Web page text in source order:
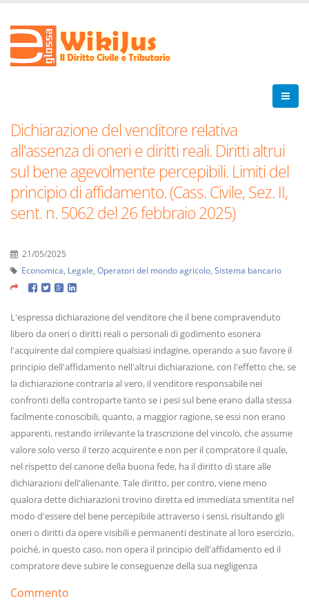
Dichiarazione del venditore relativa
all'assenza di oneri e diritti reali. Diritti altrui
sul bene agevolmente percepibili. Limiti del
principio di affidamento. (Cass. Civile, Sez. II,
sent. n. 5062 del 26 febbraio 2025)
21/05/2025
Economica Legale Operatori del mondo agricolo Sistema bancario
L'espressa dichiarazione del venditore che il bene compravenduto
libero da oneri o diritti reali o personali di godimento esonera
l'acquirente dal compiere qualsiasi indagine, operando a suo favore il
principio dell'affidamento nell'altrui dichiarazione, con l'effetto che, se
la dichiarazione contraria al vero, il venditore responsabile nei
confronti della controparte tanto se i pesi sul bene erano dalla stessa
facilmente conoscibili, quanto, a maggior ragione, se essi non erano
apparenti, restando irrilevante la trascrizione del vincolo, che assume
valore solo verso il terzo acquirente e non per il compratore il quale,
nel rispetto del canone della buona fede, ha il diritto di stare alle
dichiarazioni dell'alienante. Tale diritto, per contro, viene meno
qualora dette dichiarazioni trovino diretta ed immediata smentita nel
modo d'essere del bene percepibile attraverso i sensi, risultando gli
oneri o diritti da opere visibili e permanenti destinate al loro esercizio,
poiché, in questo caso, non opera il principio dell'affidamento ed il
compratore deve subire le conseguenze della sua negligenza
Commento